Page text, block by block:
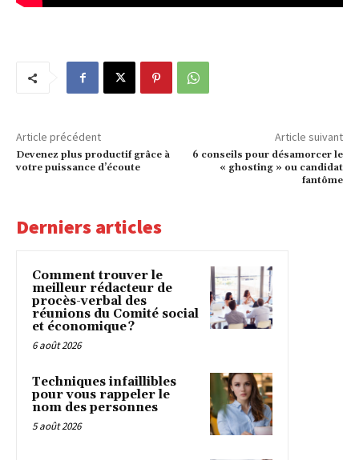
Article précédent
Devenez plus productif grâce à
votre puissance d’écoute
Article suivant
6 conseils pour désamorcer le
« ghosting » ou candidat
fantôme
Derniers articles
Comment trouver le
meilleur rédacteur de
procès-verbal des
réunions du Comité social
et économique ?
6 août 2026
Techniques infaillibles
pour vous rappeler le
nom des personnes
5 août 2026